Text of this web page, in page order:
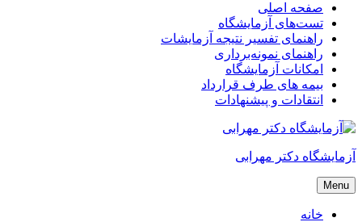
صفحه اصلی
تست‌های آزمایشگاه
راهنمای تفسیر نتیجه آزمایشات
راهنمای نمونه‌برداری
امکانات آزمایشگاه
بیمه های طرف قرارداد
انتقادات و پیشنهادات
آزمایشگاه دکتر مهرابی
Menu
خانه